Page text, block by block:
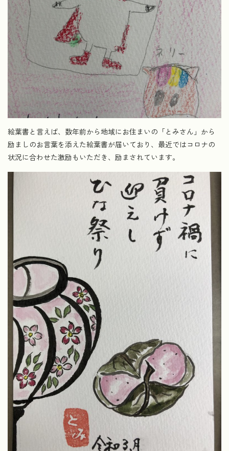
絵葉書と言えば、数年前から地域にお住まいの「とみさん」から
励ましのお言葉を添えた絵葉書が届いており、最近ではコロナの
状況に合わせた激励もいただき、励まされています。